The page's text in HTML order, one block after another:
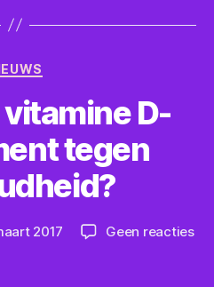
Categorieën
D-
tegen
2017 Geen reactiesop